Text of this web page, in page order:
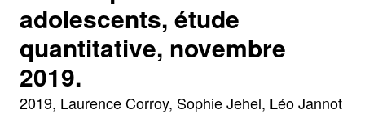
adolescents, étude
quantitative, novembre
2019.
2019 Laurence Corroy, Sophie Jehel, Léo Jannot